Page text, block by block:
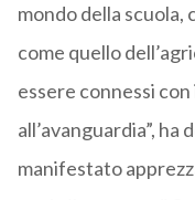
mondo della
come quello
essere connessi
all’avanguardia”,
manifestato